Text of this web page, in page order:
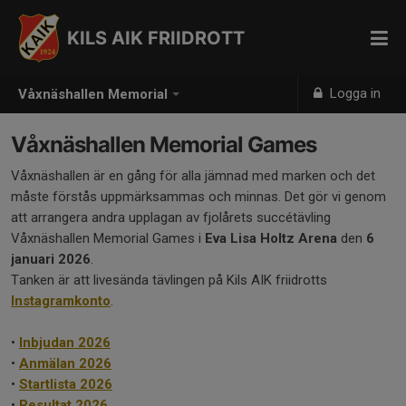
Våxnäshallen Memorial Logga in
KILS AIK FRIIDROTT
Våxnäshallen Memorial Games
Våxnäshallen är en gång för alla jämnad med marken och det
måste förstås uppmärksammas och minnas. Det gör vi genom
att arrangera andra upplagan av fjolårets succétävling
Våxnäshallen Memorial Games i Eva Lisa Holtz Arena den 6
januari 2026.
Tanken är att livesända tävlingen på Kils AIK friidrotts
Instagramkonto.
• Inbjudan 2026
• Anmälan 2026
• Startlista 2026